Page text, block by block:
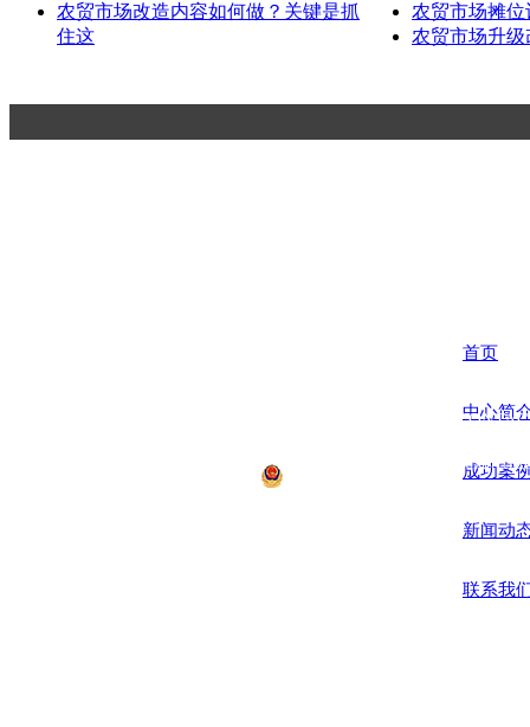
农贸市场改造内容如何做？关键是抓
住这
农贸市场摊
农贸市场升
首页
中心简
成功案
新闻动
联系我
联系方式
地址：杭州市萧山